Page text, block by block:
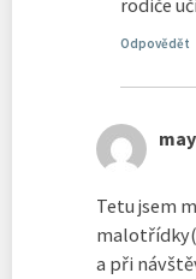
rodiče
Odpovědět
Tetu jsem
malotřídky(
a při